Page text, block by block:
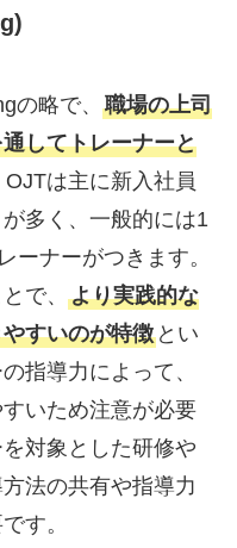
の略で、 職場の上司
してトレーナーと
OJTは主に新入社員
多く、一般的には1
ーナーがつきます。
で、
より実践的な
すいのが特徴とい
指導力によって、
いため注意が必要
対象とした研修や
法の共有や指導力
す。